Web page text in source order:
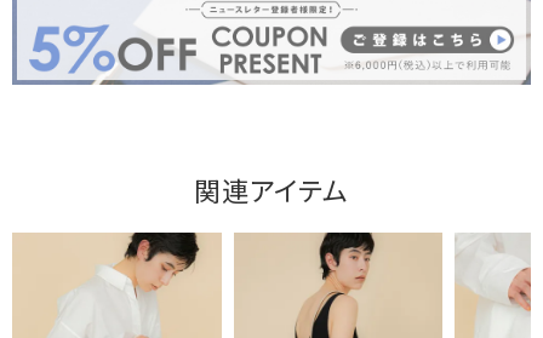
関連アイテム